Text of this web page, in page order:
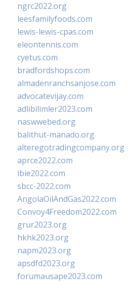
ngrc2022.org
leesfamilyfoods.com
lewis-lewis-cpas.com
eleontennis.com
cyetus.com
bradfordshops.com
almadenranchsanjose.com
advocatevijay.com
adlibilimler2023.com
naswwebed.org
balithut-manado.org
alteregotradingcompany.org
aprce2022.com
ibie2022.com
sbcc-2022.com
AngolaOilAndGas2022.com
Convoy4Freedom2022.com
grur2023.org
hkhk2023.org
napm2023.org
apsdfd2023.org
forumausape2023.com